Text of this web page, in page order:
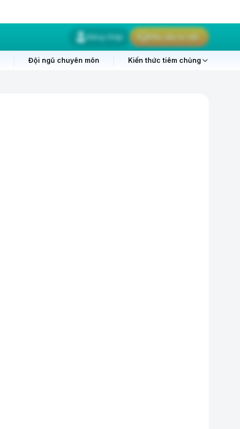
Đăng nhập Yêu cầu tư vấn
Đội ngũ chuyên môn Kiến thức tiêm chủng